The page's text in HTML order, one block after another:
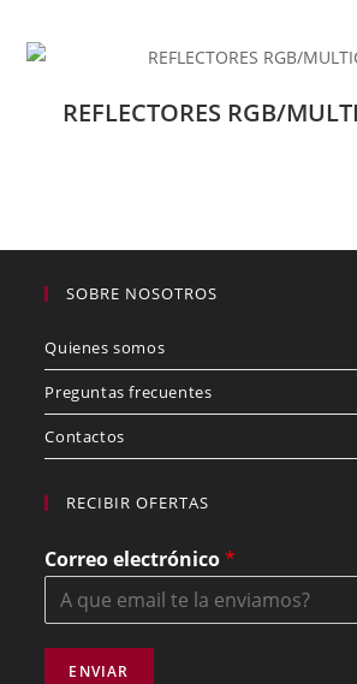
REFLECTORES RGB/
SOBRE NOSOTROS
Quienes somos
Preguntas frecuentes
Contactos
RECIBIR OFERTAS
Correo electrónico*
ENVIAR